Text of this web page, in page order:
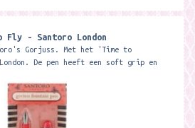
Fly - Santoro London
Gorjuss. Met het 'Time to
De pen heeft een soft grip en